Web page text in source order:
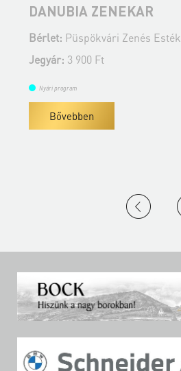
DANUBIA ZENEKAR
Bérlet: Püspökvári Zenés
Jegyár: 3 900 Ft
Nyári program
Bővebben